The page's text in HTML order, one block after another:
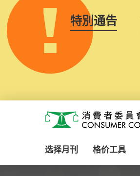
特別通告
消费者委员会
选择月刊 格价工具